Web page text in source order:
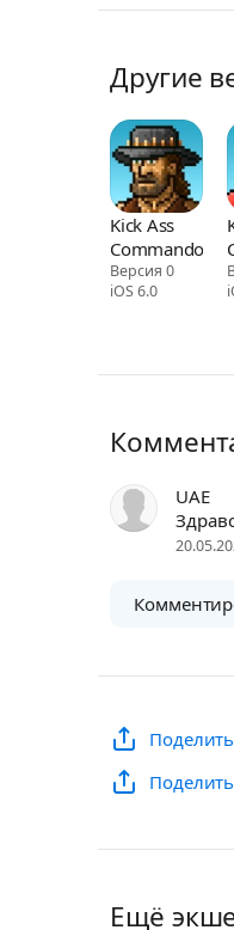
Другие
Kick Ass
Commandos
Версия 0
iOS 6.0
UAE
Ещё